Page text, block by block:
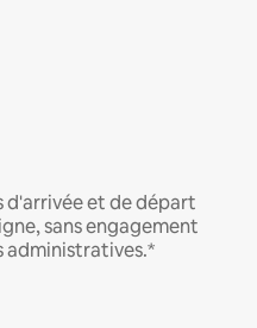
d'arrivée et de départ
sans engagement
administratives.*